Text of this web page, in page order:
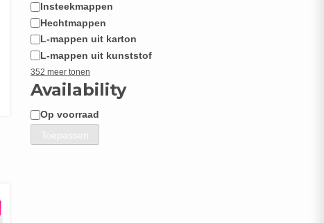
Insteekmappen
Hechtmappen
L-mappen uit karton
L-mappen uit kunststof
352 meer tonen
Availability
Beschikbaarheid
Op voorraad
Toepassen